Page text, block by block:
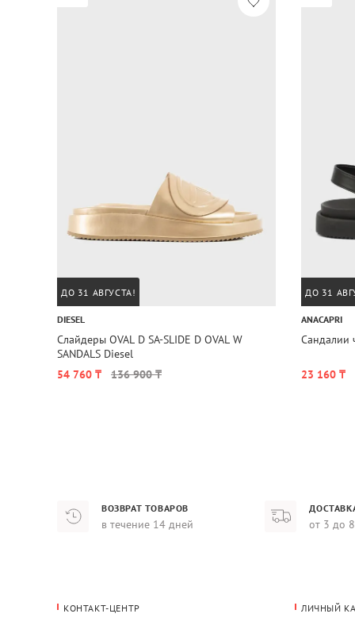
ДО 31 АВГУСТА!
DIESEL
Слайдеры OVAL D SA-SLIDE D OVAL W
SANDALS Diesel
54 760 ₸
136 900 ₸
ДО 31
ANACAPRI
Сандалии
23 160 ₸
ВОЗВРАТ ТОВАРОВ
в течение 14 дней от 3 до
КОНТАКТ-ЦЕНТР ЛИЧНЫЙ